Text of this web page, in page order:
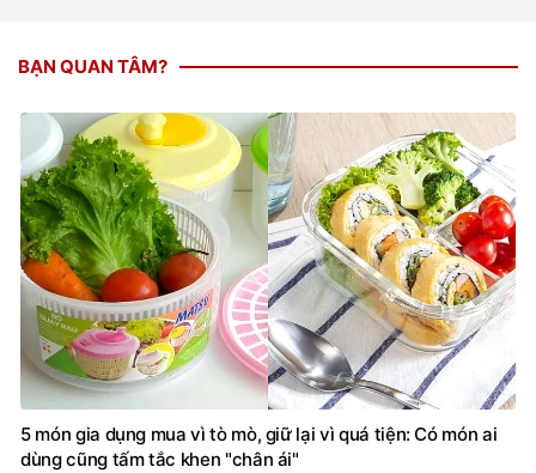
BẠN QUAN TÂM?
5 món gia dụng mua vì tò mò, giữ lại vì quá tiện: Có món ai
dùng cũng tấm tắc khen "chân ái"